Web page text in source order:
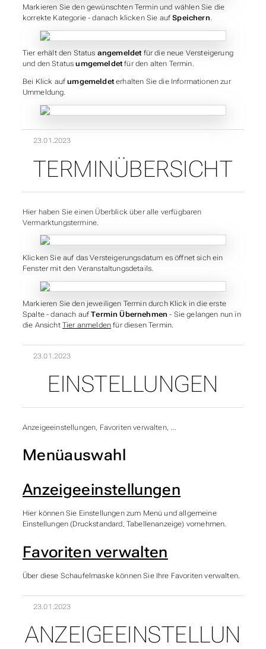
Markieren Sie den gewünschten Termin und wählen Sie die
korrekte Kategorie - danach klicken Sie aufSpeichern.
Tier erhält den Status angemeldetfür die neue Versteigerung
und den Statusumgemeldetfür den alten Termin.
Bei Klick aufumgemeldeterhalten Sie die Informationen zur
Ummeldung.
23.01.2023
TERMINÜBERSICHT
Hier haben Sie einen Überblick über alle verfügbaren
Vermarktungstermine.
Klicken Sie auf das Versteigerungsdatum es öffnet sich ein
Fenster mit den Veranstaltungsdetails.
Markieren Sie den jeweiligen Termin durch Klick in die erste
Spalte - danach aufTermin Übernehmen - Sie gelangen nun in
die Ansicht Tier anmelden für diesen Termin.
23.01.2023
EINSTELLUNGEN
Anzeigeeinstellungen, Favoriten verwalten, …
Menüauswahl
Anzeigeeinstellungen
Hier können Sie Einstellungen zum Menü und allgemeine
Einstellungen (Druckstandard, Tabellenanzeige) vornehmen.
Favoriten verwalten
Über diese Schaufelmaske können Sie Ihre Favoriten verwalten.
23.01.2023
UNTERABSCHNITTE
ANZEIGEEINSTELLUN